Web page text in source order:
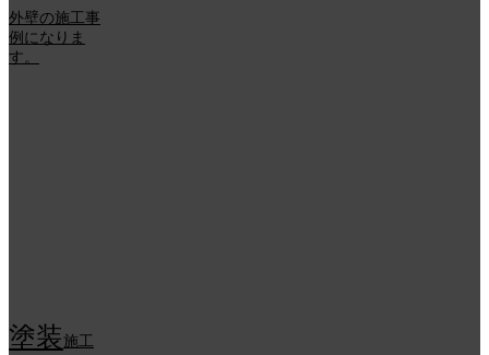
外壁の施工事
例になりま
す。
塗装施工